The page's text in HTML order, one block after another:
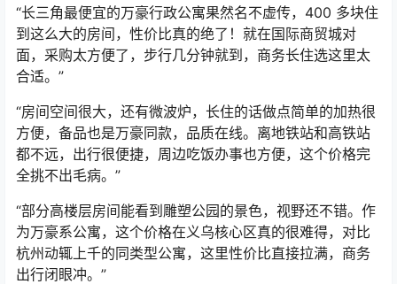
“长三角最便宜的万豪行政公寓果然名不虚传， 400 多块住
到这么大的房间，性价比真的绝了！就在国际商贸城对
面，采购太方便了，步行几分钟就到，商务长住选这里太
合适。 ”
“房间空间很大，还有微波炉，长住的话做点简单的加热很
方便，备品也是万豪同款，品质在线。离地铁站和高铁站
都不远，出行很便捷，周边吃饭办事也方便，这个价格完
全挑不出毛病。 ”
“部分高楼层房间能看到雕塑公园的景色，视野还不错。作
为万豪系公寓，这个价格在义乌核心区真的很难得，对比
杭州动辄上千的同类型公寓，这里性价比直接拉满，商务
出行闭眼冲。 ”